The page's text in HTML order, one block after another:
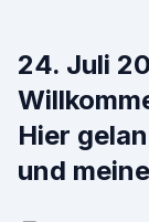
24. Juli
Hier
und